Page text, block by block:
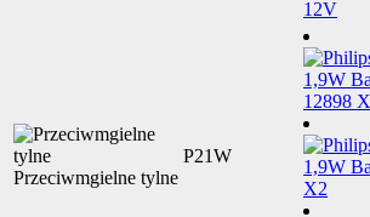
Przeciwmgielne tylne
P21W